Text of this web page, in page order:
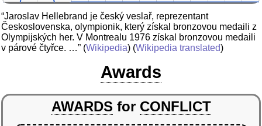
“Jaroslav Hellebrand je český veslař, reprezentant
Československa, olympionik, který získal bronzovou medaili z
Olympijských her. V Montrealu 1976 získal bronzovou medaili
v párové čtyřce. …” (Wikipedia) (Wikipedia translated)
Awards
AWARDS for CONFLICT